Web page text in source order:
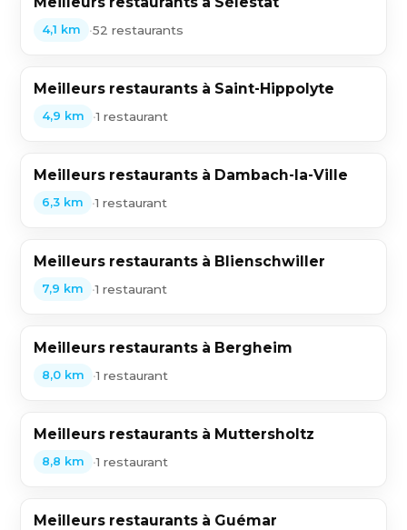
4,1 km •52 restaurants
Meilleurs restaurants à Saint-Hippolyte
4,9 km •1 restaurant
Meilleurs restaurants à Dambach-la-Ville
6,3 km •1 restaurant
Meilleurs restaurants à Blienschwiller
7,9 km •1 restaurant
Meilleurs restaurants à Bergheim
8,0 km •1 restaurant
Meilleurs restaurants à Muttersholtz
8,8 km •1 restaurant
Meilleurs restaurants à Guémar